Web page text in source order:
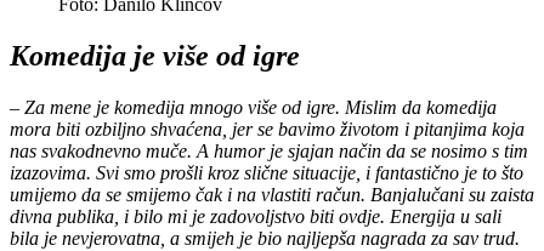
Foto: Danilo Klincov
Komedija je više od igre
– Za mene je komedija mnogo više od igre. Mislim da komedija
mora biti ozbiljno shvaćena, jer se bavimo životom i pitanjima koja
nas svakodnevno muče. A humor je sjajan način da se nosimo s tim
izazovima. Svi smo prošli kroz slične situacije, i fantastično je to što
umijemo da se smijemo čak i na vlastiti račun. Banjalučani su zaista
divna publika, i bilo mi je zadovoljstvo biti ovdje. Energija u sali
bila je nevjerovatna, a smijeh je bio najljepša nagrada za sav trud.